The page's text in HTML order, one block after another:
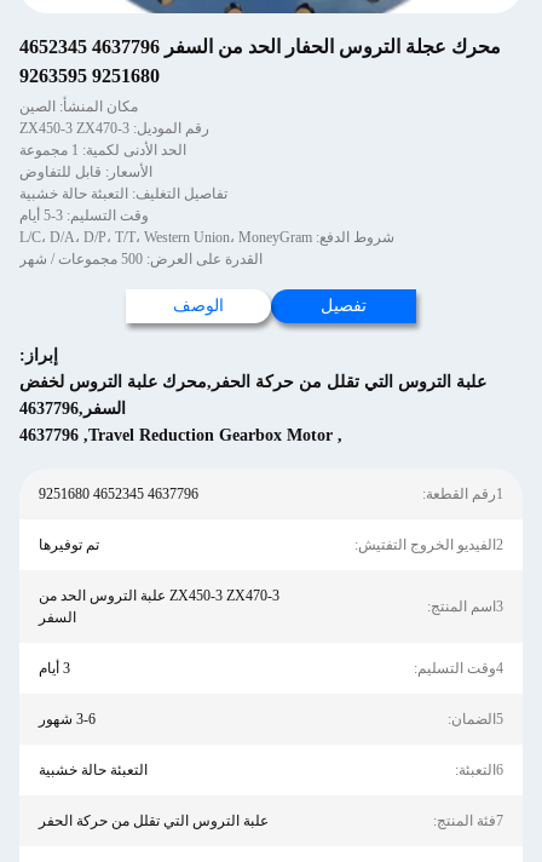
محرك عجلة التروس الحفار الحد من السفر 4637796 4652345
9251680 9263595
مكان المنشأ: الصين
رقم الموديل: ZX450-3 ZX470-3
الحد الأدنى لكمية: 1 مجموعة
الأسعار: قابل للتفاوض
تفاصيل التغليف: التعبئة حالة خشبية
وقت التسليم: 3-5 أيام
شروط الدفع: L/C، D/A، D/P، T/T، Western Union، MoneyGram
القدرة على العرض: 500 مجموعات / شهر
تفصيل الوصف
إبراز:
علبة التروس التي تقلل من حركة الحفر,محرك علبة التروس لخفض
السفر,4637796
,
Travel Reduction Gearbox Motor
,
4637796
4637796 4652345 9251680
2الفيديو الخروج التفتيش: تم توفيرها
3اسم المنتج:
ZX450-3 ZX470-3 علبة التروس الحد من
السفر
4وقت التسليم: 3 أيام
5الضمان: 3-6 شهور
6التعبئة: التعبئة حالة خشبية
7فئة المنتج: علبة التروس التي تقلل من حركة الحفر